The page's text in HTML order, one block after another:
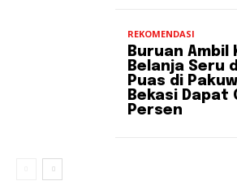
REKOMENDASI
Buruan Ambil
Belanja Seru
Puas di
Bekasi Dapat
Persen